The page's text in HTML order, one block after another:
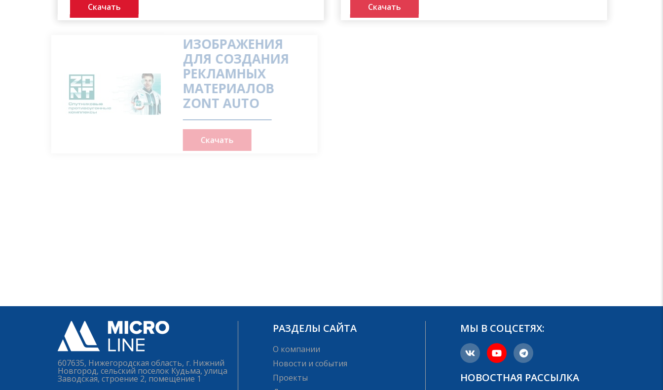
Скачать Скачать
ИЗОБРАЖЕНИЯ
ДЛЯ СОЗДАНИЯ
РЕКЛАМНЫХ
МАТЕРИАЛОВ
ZONT AUTO
Скачать
607635, Нижегородская область, г. Нижний
Новгород, сельский поселок Кудьма, улица
Заводская, строение 2, помещение 1
РАЗДЕЛЫ САЙТА
О компании
Новости и события
Проекты
МЫ В СОЦСЕТЯХ:
НОВОСТНАЯ РАССЫЛКА